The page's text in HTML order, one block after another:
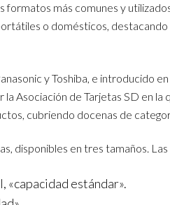
más comunes y
o domésticos,
y Toshiba, e introducido
Asociación de Tarjetas SD en
cubriendo docenas de
disponibles en tres tamaños. Las
«capacidad estándar».